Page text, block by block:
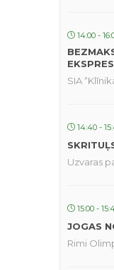
14:00 -
SIA
14:40 -
Uzvaras
15:00 -
JOGAS
Rimi